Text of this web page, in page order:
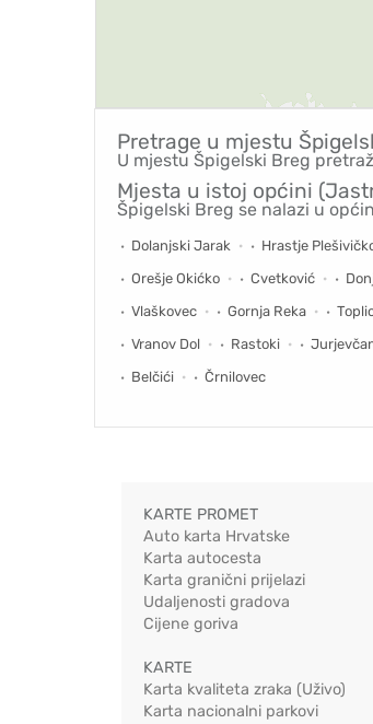
Pretrage u mjestu
U mjestu Špigelski Breg
Mjesta u istoj općini
Špigelski Breg se nalazi u
Dolanjski Jarak Hrastje
Orešje Okićko
Cvetković
Vlaškovec
Gornja Reka
Vranov Dol
Rastoki
Belčići
Črnilovec
KARTE PROMET
Auto karta Hrvatske
Karta autocesta
Karta granični prijelazi
Udaljenosti gradova
Cijene goriva
KARTE
Karta kvaliteta zraka (Uživo)
Karta nacionalni parkovi